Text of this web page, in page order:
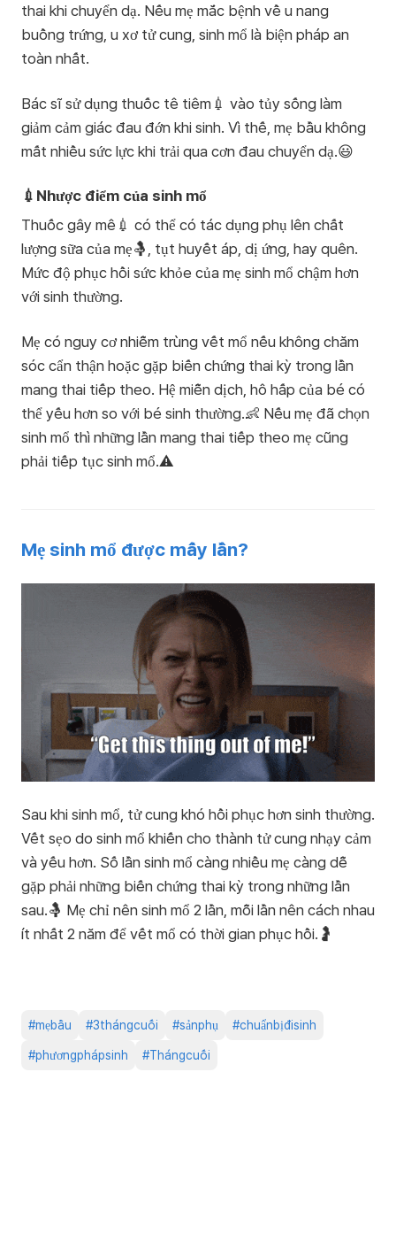
thai khi chuyển dạ. Nếu mẹ mắc bệnh về u nang
buồng trứng, u xơ tử cung, sinh mổ là biện pháp an
toàn nhất.
Bác sĩ sử dụng thuốc tê tiêm💉 vào tủy sống làm
giảm cảm giác đau đớn khi sinh. Vì thế, mẹ bầu không
mất nhiều sức lực khi trải qua cơn đau chuyển dạ.😃
💉Nhược điểm của sinh mổ
Thuốc gây mê💉 có thể có tác dụng phụ lên chất
lượng sữa của mẹ🤱, tụt huyết áp, dị ứng, hay quên.
Mức độ phục hồi sức khỏe của mẹ sinh mổ chậm hơn
với sinh thường.
Mẹ có nguy cơ nhiễm trùng vết mổ nếu không chăm
sóc cẩn thận hoặc gặp biến chứng thai kỳ trong lần
mang thai tiếp theo. Hệ miễn dịch, hô hấp của bé có
thể yếu hơn so với bé sinh thường.👶 Nếu mẹ đã chọn
sinh mổ thì những lần mang thai tiếp theo mẹ cũng
phải tiếp tục sinh mổ.⚠️
Mẹ sinh mổ được mấy lần?
Sau khi sinh mổ, tử cung khó hồi phục hơn sinh thường.
Vết sẹo do sinh mổ khiến cho thành tử cung nhạy cảm
và yếu hơn. Số lần sinh mổ càng nhiều mẹ càng dễ
gặp phải những biến chứng thai kỳ trong những lần
sau.🤱 Mẹ chỉ nên sinh mổ 2 lần, mỗi lần nên cách nhau
ít nhất 2 năm để vết mổ có thời gian phục hồi.🤰
#mẹbầu #3thángcuối #sảnphụ #chuẩnbịđisinh
#phươngphápsinh #Thángcuối